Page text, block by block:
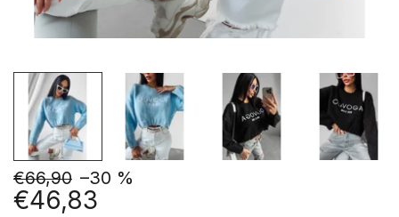
€66,90 –30 %
€46,83